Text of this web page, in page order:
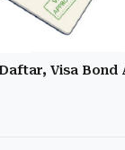
Visa Bond